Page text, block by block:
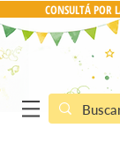
CONSULTÁ POR